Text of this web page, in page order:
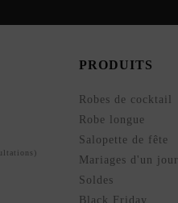
PRODUITS
Robes de cocktail
Robe longue
Salopette de fête
Mariages d'un jour
Soldes
Black Friday